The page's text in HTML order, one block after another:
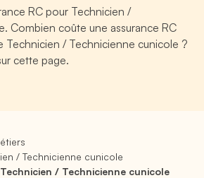
RC pour Technicien /
Combien coûte une assurance RC
Technicien / Technicienne cunicole ?
cette page.
/ Technicienne cunicole
/ Technicienne cunicole